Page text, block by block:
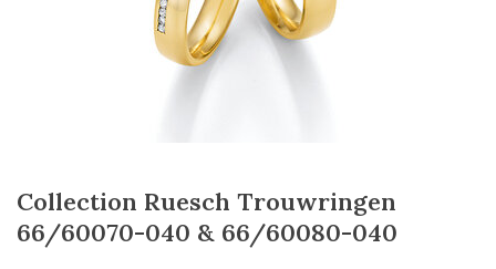
Collection Ruesch Trouwringen
66/60070-040 & 66/60080-040